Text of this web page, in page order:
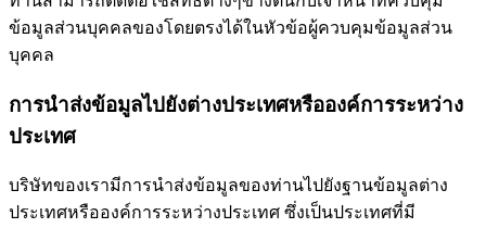
ข้อมูลส่วนบุคคลของโดยตรงได้ในหัวข้อผู้ควบคุมข้อมูลส่วน
บุคคล
การนำส่งข้อมูลไปยังต่างประเทศหรือองค์การระหว่าง
ประเทศ
บริษัทของเรามีการนำส่งข้อมูลของท่านไปยังฐานข้อมูลต่าง
ประเทศหรือองค์การระหว่างประเทศ ซึ่งเป็นประเทศที่มี